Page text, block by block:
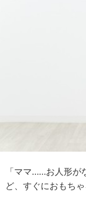
「ママ……お人形が
ど、すぐにおもち